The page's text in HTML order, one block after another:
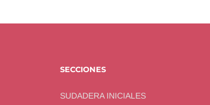
SECCIONES
SUDADERA INICIALES